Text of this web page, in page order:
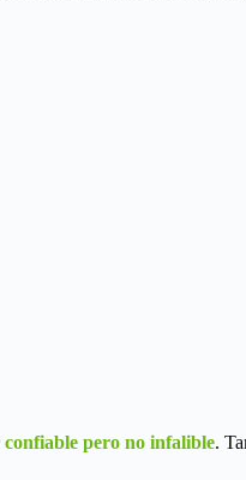
confiable pero no infalible.